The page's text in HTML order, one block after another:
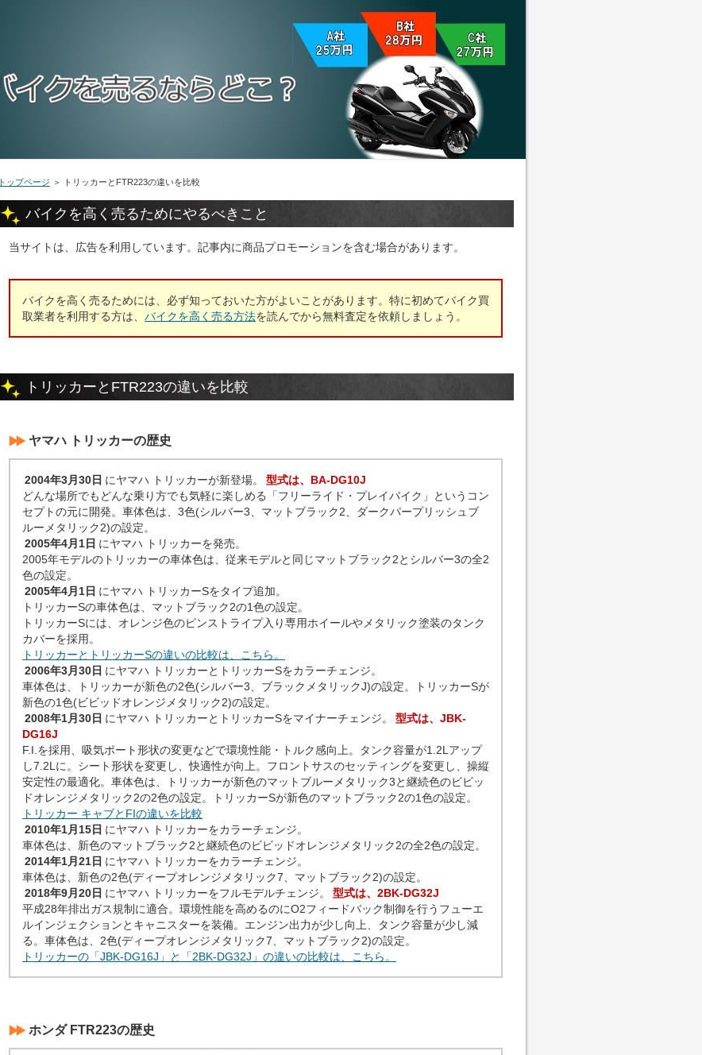
トップページ ＞ トリッカーとFTR223の違いを比較
バイクを高く売るためにやるべきこと
当サイトは、広告を利用しています。記事内に商品プロモーションを含む場合があります。
バイクを高く売るためには、必ず知っておいた方がよいことがあります。特に初めてバイク買
取業者を利用する方は、 バイクを高く売る方法を読んでから無料査定を依頼しましょう。
トリッカーとFTR223の違いを比較
ヤマハ トリッカーの歴史
2004年3月30日 にヤマハ トリッカーが新登場。
型式は、BA-DG10J
どんな場所でもどんな乗り方でも気軽に楽しめる「フリーライド・プレイバイク」というコン
セプトの元に開発。車体色は、3色(シルバー3、マットブラック2、ダークパープリッシュブ
ルーメタリック2)の設定。
2005年4月1日 にヤマハ トリッカーを発売。
2005年モデルのトリッカーの車体色は、従来モデルと同じマットブラック2とシルバー3の全2
色の設定。
2005年4月1日 にヤマハ トリッカーSをタイプ追加。
トリッカーSの車体色は、マットブラック2の1色の設定。
トリッカーSには、オレンジ色のピンストライプ入り専用ホイールやメタリック塗装のタンク
カバーを採用。
トリッカーとトリッカーSの違いの比較は、こちら。
2006年3月30日 にヤマハ トリッカーとトリッカーSをカラーチェンジ。
車体色は、トリッカーが新色の2色(シルバー3、ブラックメタリックJ)の設定。トリッカーSが
新色の1色(ビビッドオレンジメタリック2)の設定。
2008年1月30日 にヤマハ トリッカーとトリッカーSをマイナーチェンジ。
型式は、JBK-
DG16J
F.I.を採用、吸気ポート形状の変更などで環境性能・トルク感向上。タンク容量が1.2Lアップ
し7.2Lに。シート形状を変更し、快適性が向上。フロントサスのセッティングを変更し、操縦
安定性の最適化。車体色は、トリッカーが新色のマットブルーメタリック3と継続色のビビッ
ドオレンジメタリック2の2色の設定。トリッカーSが新色のマットブラック2の1色の設定。
トリッカー キャブとFIの違いを比較
2010年1月15日 にヤマハ トリッカーをカラーチェンジ。
車体色は、新色のマットブラック2と継続色のビビッドオレンジメタリック2の全2色の設定。
2014年1月21日 にヤマハ トリッカーをカラーチェンジ。
車体色は、新色の2色(ディープオレンジメタリック7、マットブラック2)の設定。
2018年9月20日 にヤマハ トリッカーをフルモデルチェンジ。
型式は、2BK-DG32J
平成28年排出ガス規制に適合。環境性能を高めるのにO2フィードバック制御を行うフューエ
ルインジェクションとキャニスターを装備。エンジン出力が少し向上、タンク容量が少し減
る。車体色は、2色(ディープオレンジメタリック7、マットブラック2)の設定。
トリッカーの「JBK-DG16J」と「2BK-DG32J」の違いの比較は、こちら。
ホンダ FTR223の歴史